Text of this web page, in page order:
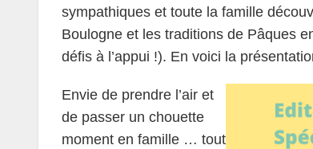
sympathiques et toute la famille
Boulogne et les traditions de Pâques
défis à l’appui !). En voici la
Envie de prendre l’air et
de passer un chouette
moment en famille … tout